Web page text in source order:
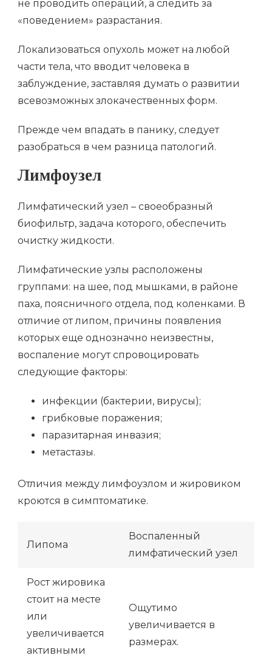
не проводить операций, а следить за
«поведением» разрастания.
Локализоваться опухоль может на любой
части тела, что вводит человека в
заблуждение, заставляя думать о развитии
всевозможных злокачественных форм.
Прежде чем впадать в панику, следует
разобраться в чем разница патологий.
Лимфоузел
Лимфатический узел – своеобразный
биофильтр, задача которого, обеспечить
очистку жидкости.
Лимфатические узлы расположены
группами: на шее, под мышками, в районе
паха, поясничного отдела, под коленками. В
отличие от липом, причины появления
которых еще однозначно неизвестны,
воспаление могут спровоцировать
следующие факторы:
инфекции (бактерии, вирусы);
грибковые поражения;
паразитарная инвазия;
метастазы.
Отличия между лимфоузлом и жировиком
кроются в симптоматике.
Липома
Воспаленный
лимфатический узел
Рост жировика
стоит на месте
или
увеличивается
активными
Ощутимо
увеличивается в
размерах.